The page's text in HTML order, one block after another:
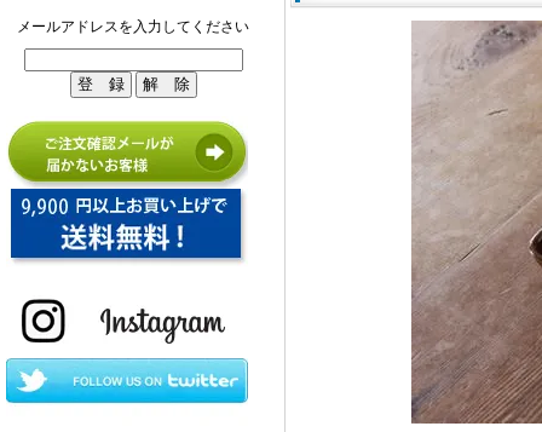
メールアドレスを入力してください